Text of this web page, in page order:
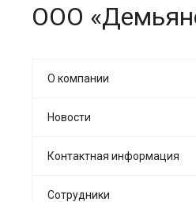
ООО
О компании
Новости
Контактная информация
Сотрудники